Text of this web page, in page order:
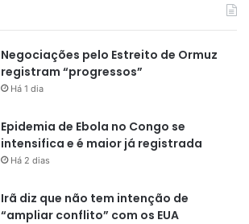
Negociações pelo Estreito de Ormuz
registram “progressos”
Há 1 dia
Epidemia de Ebola no Congo se
intensifica e é maior já registrada
Há 2 dias
Irã diz que não tem intenção de
“ampliar conflito” com os EUA